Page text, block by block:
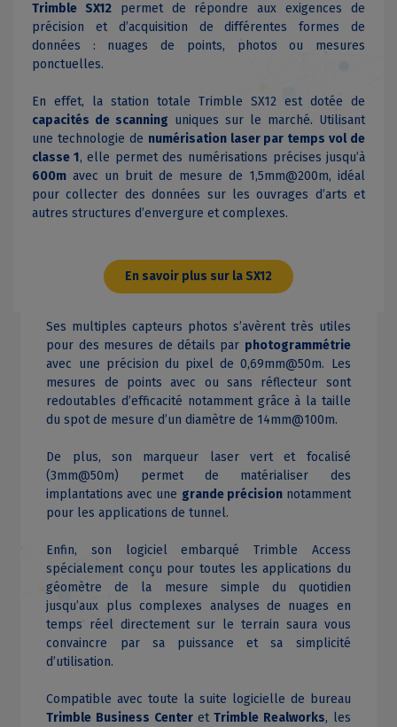
Trimble SX12permet de répondre aux exigences de
précision et d’acquisition de différentes formes de
données : nuages de points, photos ou mesures
ponctuelles.
En effet, la station totale Trimble SX12 est dotée de
capacités de scanning uniques sur le marché. Utilisant
une technologie de numérisation laser par temps vol de
classe 1, elle permet des numérisations précises jusqu’à
600mavec un bruit de mesure de 1,5mm@200m, idéal
pour collecter des données sur les ouvrages d’arts et
autres structures d’envergure et complexes.
En savoir plus sur la SX12
Ses multiples capteurs photos s’avèrent très utiles
pour des mesures de détails par photogrammétrie
avec une précision du pixel de 0,69mm@50m. Les
mesures de points avec ou sans réflecteur sont
redoutables d’efficacité notamment grâce à la taille
du spot de mesure d’un diamètre de 14mm@100m.
De plus, son marqueur laser vert et focalisé
(3mm@50m) permet de matérialiser des
implantations avec une grande précisionnotamment
pour les applications de tunnel.
Enfin, son logiciel embarqué Trimble Access
spécialement conçu pour toutes les applications du
géomètre de la mesure simple du quotidien
jusqu’aux plus complexes analyses de nuages en
temps réel directement sur le terrain saura vous
convaincre par sa puissance et sa simplicité
d’utilisation.
Compatible avec toute la suite logicielle de bureau
Trimble Business Center etTrimble Realworks, les